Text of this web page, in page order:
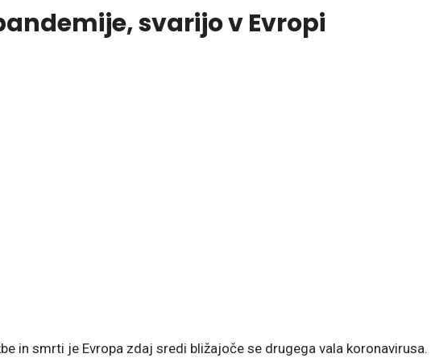
svarijo v Evropi
in smrti je Evropa zdaj sredi bližajoče se drugega vala koronavirusa.